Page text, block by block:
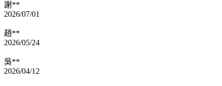
謝**
2026/07/01
趙**
2026/05/24
吳**
2026/04/12